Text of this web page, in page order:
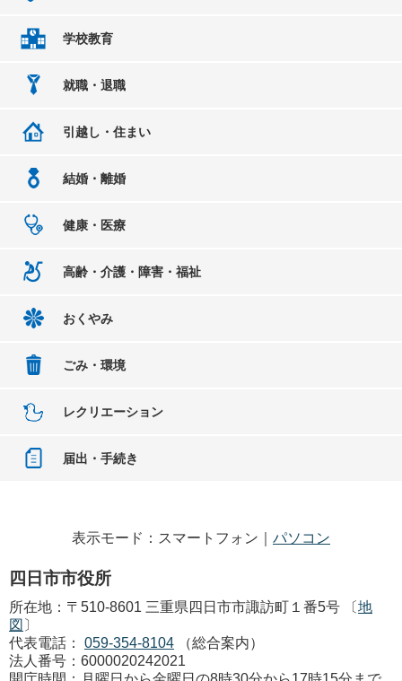
学校教育
就職・退職
引越し・住まい
結婚・離婚
健康・医療
高齢・介護・障害・福祉
おくやみ
ごみ・環境
レクリエーション
届出・手続き
表示モード：スマートフォン｜ パソコン
四日市市役所
所在地：〒510-8601 三重県四日市市諏訪町１番5号 〔地
図 〕
代表電話：
059-354-8104
（総合案内）
法人番号：6000020242021